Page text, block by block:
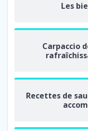
Les
Carpaccio
Recettes de